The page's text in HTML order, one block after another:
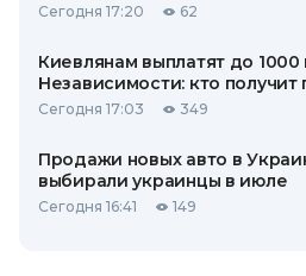
Сегодня 17:20 62
Киевлянам выплатят до
Независимости: кто
Сегодня 17:03 349
Продажи новых авто в
выбирали украинцы в июле
Сегодня 16:41 149